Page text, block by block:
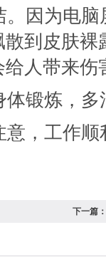
。因为电
到皮肤
人带来伤
锻炼，
，工作
下一篇：